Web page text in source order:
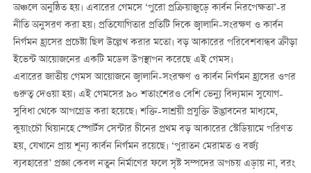
অঞ্চলে অনুষ্ঠিত হয়। এবারের গেমসে ‘পুরো প্রক্রিয়াজুড়ে কার্বন নিরপেক্ষতা’-র
নীতি অনুসরণ করা হয়। প্রতিযোগিতার প্রতিটি দিকে জ্বালানি-সংরক্ষণ ও কার্বন
নির্গমন হ্রাসের প্রচেষ্টা ছিল উল্লেখ করার মতো। বড় আকারের পরিবেশবান্ধব ক্রীড়া
ইভেন্ট আয়োজনের একটি মডেল উপস্থাপন করেছে এই গেমস।
এবারের জাতীয় গেমস আয়োজনে জ্বালানি-সংরক্ষণ ও কার্বন নির্গমন হ্রাসের ওপর
গুরুত্ব দেওয়া হয়। এই গেমসের ৯০ শতাংশেরও বেশি ভেন্যু বিদ্যমান সুযোগ-
সুবিধা থেকে আপগ্রেড করা হয়েছে। শক্তি-সাশ্রয়ী প্রযুক্তি উদ্ভাবনের মাধ্যমে,
কুয়াংচৌ থিয়ানহে স্পোর্টস সেন্টার চীনের প্রথম বড় আকারের স্টেডিয়ামে পরিণত
হয়, যেখানে প্রায় শূন্য কার্বন নির্গমন রয়েছে। ‘পুরাতন মেরামত ও বর্জ্য
ব্যবহারের’ প্রজ্ঞা কেবল নতুন নির্মাণের ফলে সৃষ্ট সম্পদের অপচয় এড়ায় না, বরং